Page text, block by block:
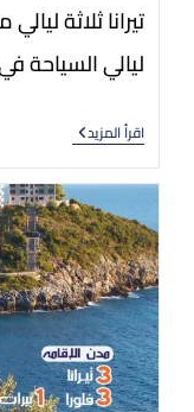
تيرانا ثلاثة
ليالي السياحة
اقرأ المزيد